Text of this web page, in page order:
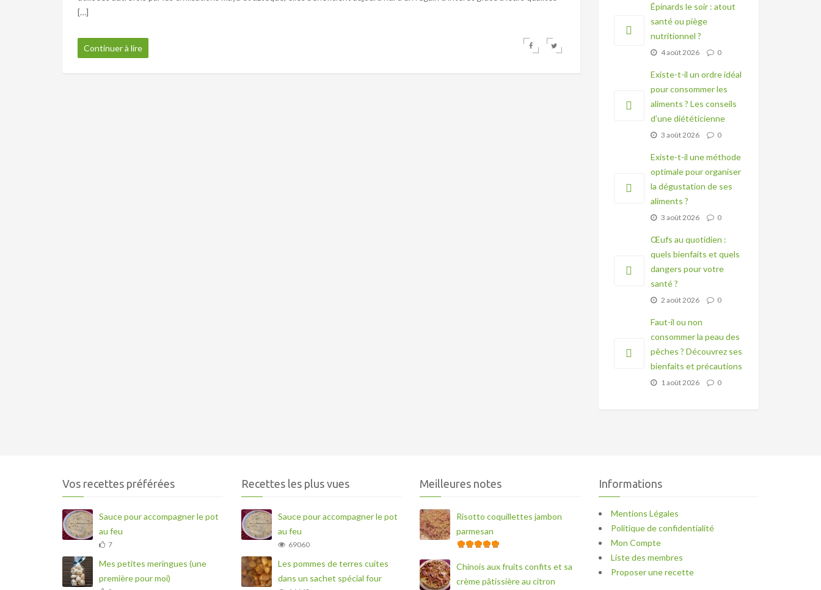
[…]
Continuer à lire
Épinards le soir : atout
santé ou piège
nutritionnel ?
4 août 2026 0
Existe-t-il un ordre idéal
pour consommer les
aliments ? Les conseils
d’une diététicienne
3 août 2026 0
Existe-t-il une méthode
optimale pour organiser
la dégustation de ses
aliments ?
3 août 2026 0
Œufs au quotidien :
quels bienfaits et quels
dangers pour votre
santé ?
2 août 2026 0
Faut-il ou non
consommer la peau des
pêches ? Découvrez ses
bienfaits et précautions
1 août 2026 0
Vos recettes préférées
Sauce pour accompagner le pot
au feu
7
Mes petites meringues (une
première pour moi)
Recettes les plus vues
Sauce pour accompagner le pot
au feu
69060
Les pommes de terres cuites
dans un sachet spécial four
Meilleures notes
Risotto coquillettes jambon
parmesan
Chinois aux fruits confits et sa
crème pâtissière au citron
Informations
Mentions Légales
Politique de confidentialité
Mon Compte
Liste des membres
Proposer une recette